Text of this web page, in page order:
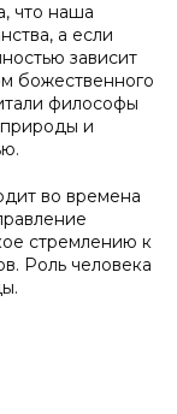
что наша
а если
зависит
божественного
философы
природы и
во времена
стремлению к
Роль человека